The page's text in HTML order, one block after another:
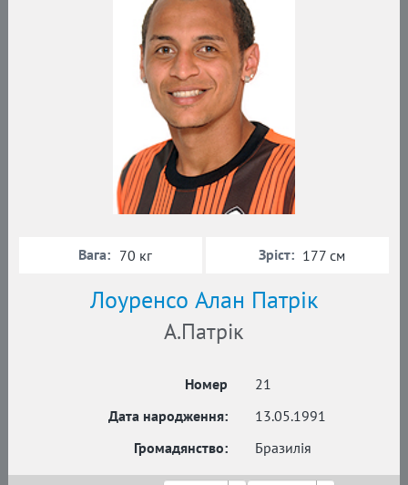
Лоуренсо Алан Патрік
А.Патрік
Номер
21
Дата народження:
13.05.1991
Громадянство:
Бразилія
Вага: 70 кг Зріст: 177 см